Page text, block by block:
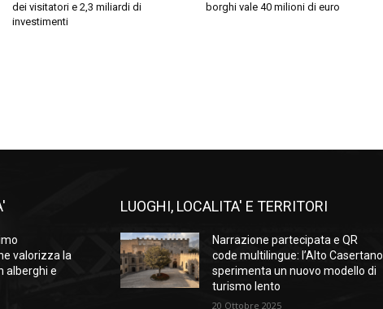
dei visitatori e 2,3 miliardi di
investimenti
borghi vale 40 milioni di euro
valorizza la
alberghi e
LUOGHI, LOCALITA' E TERRITORI
Narrazione partecipata e QR
code multilingue: l’Alto Casertano
sperimenta un nuovo modello di
turismo lento
20 Ottobre 2025